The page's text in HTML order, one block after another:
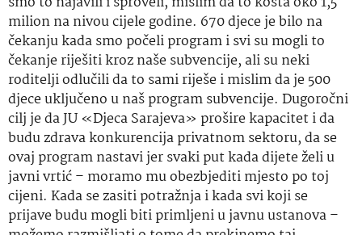
milionna nivou cijele godine. 670 djece je bilo na
čekanju kada smo počeli program i svi su mogli to
čekanje riješiti kroz naše subvencije, ali su neki
roditelji odlučili da to sami riješe i mislim da je 500
djece uključeno u naš program subvencije. Dugoročni
cilj je da JU «Djeca Sarajeva» prošire kapacitet i da
budu zdrava konkurencija privatnom sektoru, da se
ovaj program nastavi jer svaki put kada dijete želi u
javni vrtić – moramo muobezbjeditimjesto po toj
cijeni. Kada se zasiti potražnja i kada svi koji se
prijave budu mogli biti primljeni u javnu ustanova –